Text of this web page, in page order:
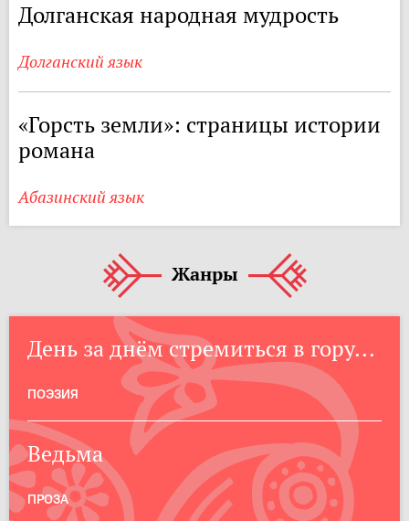
Долганская народная мудрость
Долганский язык
«Горсть земли»: страницы истории
романа
Абазинский язык
Жанры
День за днём стремиться в гору...
ПОЭЗИЯ
Ведьма
ПРОЗА